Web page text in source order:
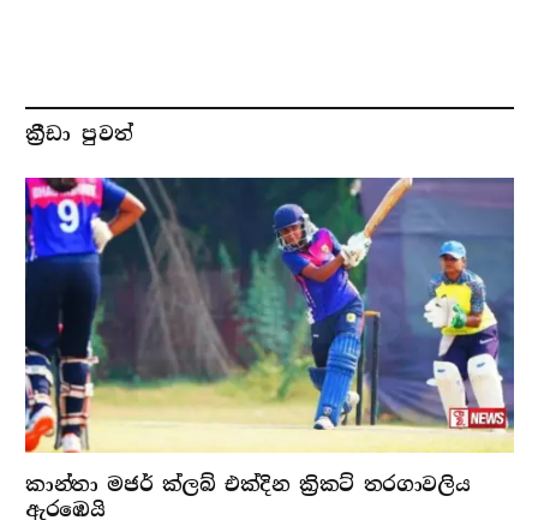
ක්‍රීඩා පුවත්
කාන්තා මජර් ක්ලබ් එක්දින ක්‍රිකට් තරගාවලිය
ඇරඹෙයි